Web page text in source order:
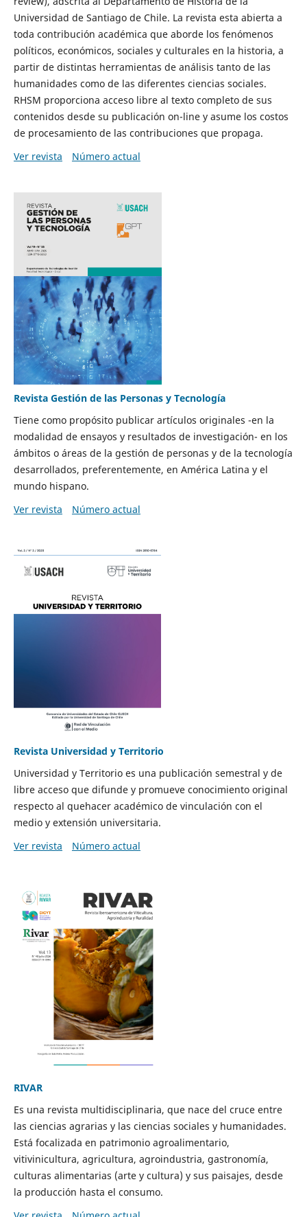
Universidad de Santiago de Chile. La revista esta abierta a
toda contribución académica que aborde los fenómenos
políticos, económicos, sociales y culturales en la historia, a
partir de distintas herramientas de análisis tanto de las
humanidades como de las diferentes ciencias sociales.
RHSM proporciona acceso libre al texto completo de sus
contenidos desde su publicación on-line y asume los costos
de procesamiento de las contribuciones que propaga.
Ver revista
Número actual
Revista Gestión de las Personas y Tecnología
Tiene como propósito publicar artículos originales -en la
modalidad de ensayos y resultados de investigación- en los
ámbitos o áreas de la gestión de personas y de la tecnología
desarrollados, preferentemente, en América Latina y el
mundo hispano.
Ver revista
Número actual
Revista Universidad y Territorio
Universidad y Territorio es una publicación semestral y de
libre acceso que difunde y promueve conocimiento original
respecto al quehacer académico de vinculación con el
medio y extensión universitaria.
Ver revista
Número actual
RIVAR
Es una revista multidisciplinaria, que nace del cruce entre
las ciencias agrarias y las ciencias sociales y humanidades.
Está focalizada en patrimonio agroalimentario,
vitivinicultura, agricultura, agroindustria, gastronomía,
culturas alimentarias (arte y cultura) y sus paisajes, desde
la producción hasta el consumo.